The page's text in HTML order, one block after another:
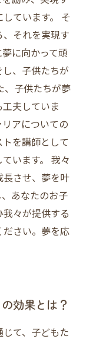
ています。 そ
、それを実現す
に向かって頑
、子供たちが
、子供たちが夢
夫していま
アについての
を講師として
います。 我々
長させ、夢を叶
あなたのお子
々が提供する
ださい。夢を応
効果とは？
て、子どもた